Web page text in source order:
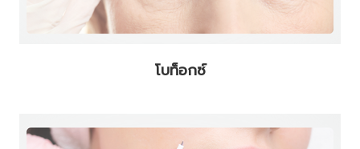
โบท็อกซ์